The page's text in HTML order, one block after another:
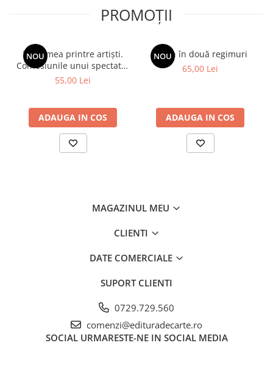
PROMOȚII
NOU
Viața mea printre artiști.
Confesiunile unui spectator
fidel
55,00 Lei
ADAUGA IN COS
NOU
Spion în două regimuri
65,00 Lei
ADAUGA IN COS
MAGAZINUL MEU
CLIENTI
DATE COMERCIALE
SUPORT CLIENTI
0729.729.560
comenzi@edituradecarte.ro
SOCIAL URMARESTE-NE IN SOCIAL MEDIA